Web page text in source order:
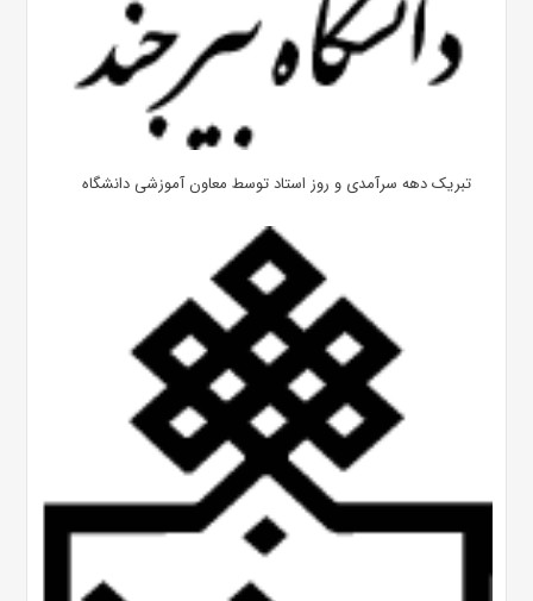
تبریک دهه سرآمدی و روز استاد توسط معاون آموزشی دانشگاه